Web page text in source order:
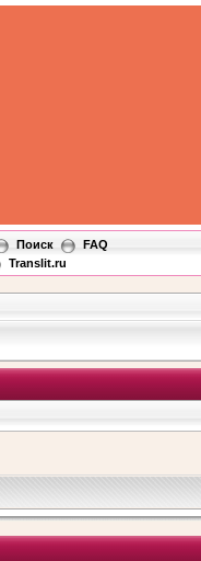
Поиск
FAQ
Translit.ru